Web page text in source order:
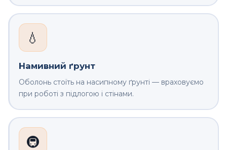
💧
Намивний ґрунт
Оболонь стоїть на насипному ґрунті — враховуємо
при роботі з підлогою і стінами.
🚇